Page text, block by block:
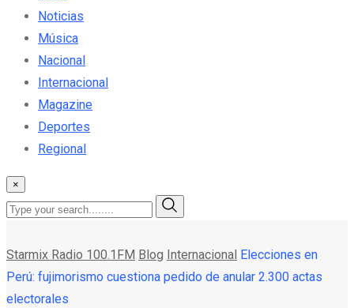
Noticias
Música
Nacional
Internacional
Magazine
Deportes
Regional
×
Starmix Radio 100.1FM Blog Internacional Elecciones en
Perú: fujimorismo cuestiona pedido de anular 2.300 actas
electorales